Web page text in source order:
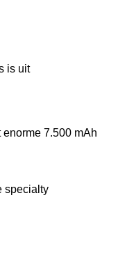
is uit
7.500 mAh
specialty